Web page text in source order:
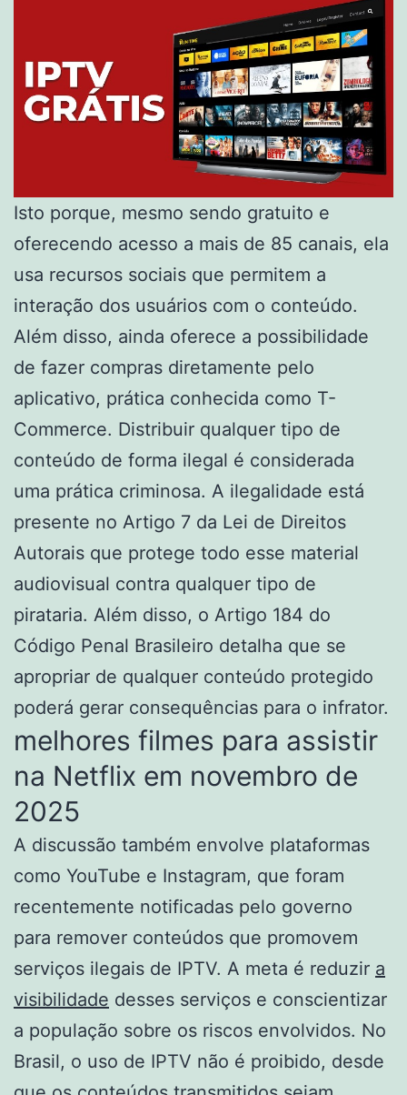
Isto porque, mesmo sendo gratuito e
oferecendo acesso a mais de 85 canais, ela
usa recursos sociais que permitem a
interação dos usuários com o conteúdo.
Além disso, ainda oferece a possibilidade
de fazer compras diretamente pelo
aplicativo, prática conhecida como T-
Commerce. Distribuir qualquer tipo de
conteúdo de forma ilegal é considerada
uma prática criminosa. A ilegalidade está
presente no Artigo 7 da Lei de Direitos
Autorais que protege todo esse material
audiovisual contra qualquer tipo de
pirataria. Além disso, o Artigo 184 do
Código Penal Brasileiro detalha que se
apropriar de qualquer conteúdo protegido
poderá gerar consequências para o infrator.
melhores filmes para assistir
na Netflix em novembro de
2025
A discussão também envolve plataformas
como YouTube e Instagram, que foram
recentemente notificadas pelo governo
para remover conteúdos que promovem
serviços ilegais de IPTV. A meta é reduzir a
visibilidade desses serviços e conscientizar
a população sobre os riscos envolvidos. No
Brasil, o uso de IPTV não é proibido, desde